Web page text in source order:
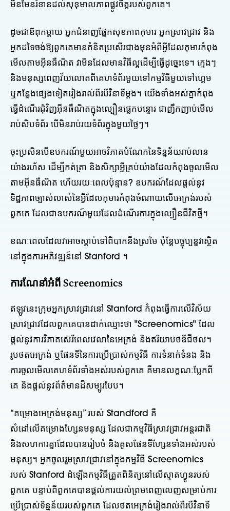
មិនមែនរំខានដល់សុខុមាលភាពផ្លូវចិត្តរបស់ពួកគេ។
ដូចជាឪពុកម្តាយ អ្នកជំនាញផ្នែកសុខភាពកុមារ អ្នកស្រាវជ្រាវ និង
អ្នកដទៃចង់ឱ្យពួកគេមានគំនិតប្រសើរជាងមុនអំពីអ្វីដែលកុមារកំពុង
មើលតាមអ៊ីនធឺណិត វាមិនដែលមានវិធីល្អដើម្បីធ្វើដូច្នេះទេ។ ក្មេងៗ
និងមនុស្សពេញវ័យលោតពីគេហទំព័រមួយទៅកម្មវិធីមួយទៅហ្គេម
ឬកន្លែងផ្សេងទៀតរៀងរាល់ពីរបីវិនាទីម្តង។ យើងទាំងអស់គ្នាកំពុង
ធ្វើដំណើរជុំវិញអ៊ីនធឺណិតក្នុងល្បឿនផ្លេកបន្ទោរ ជាញឹកញាប់មើល
រាប់សិបទំព័រ បើមិនរាប់រយទំព័រក្នុងមួយថ្ងៃៗ។
ចុះប្រសិនបើឧបករណ៍មួយអាចវិភាគបំណែកនៃទិន្នន័យរាប់លាន
យ៉ាងរហ័ស ដើម្បីកត់ត្រា និងសិក្សាអ្វីគ្រប់យ៉ាងដែលកំពុងចូលមើល
តាមអ៊ីនធឺណិត ហើយរយៈពេលប៉ុន្មាន? ឧបករណ៍ដែលផ្តល់នូវ
ទិដ្ឋភាពច្បាស់លាស់នៃអ្វីដែលកុមារកំពុងចំណាយលើអេក្រង់របស់
ពួកគេ ដែលជាឧបករណ៍មួយដែលដំណើរការក្នុងល្បឿនជីវិតថ្មី។
ខណៈពេលដែលវាអាចស្តាប់ទៅពិបាកនឹងស្រមៃ ប៉ុន្តែបច្ចុប្បន្នវាស្ថិត
នៅក្នុងការអភិវឌ្ឍន៍នៅ Stanford ។
ការណែនាំអំពី Screenomics
ឥឡូវនេះក្រុមអ្នកស្រាវជ្រាវនៅ Stanford កំពុងធ្វើការលើវិស័យ
ស្រាវជ្រាវដែលពួកគេបានដាក់ឈ្មោះថា "Screenomics" ដែល
ផ្តល់នូវការវិភាគស៊េរីពេលវេលានៃអេក្រង់ និងឥរិយាបថឌីជីថល។
រូបថតអេក្រង់ ឬផែនទីនៃការប្រើប្រាស់កម្មវិធី ការទំនាក់ទំនង និង
ការចូលមើលគេហទំព័រទាំងអស់របស់ពួកគេ គឺមានលក្ខណៈប្លែកពី
គេ និងផ្តល់នូវព័ត៌មានដ៏សម្បូរបែប។
“គម្រោងអេក្រង់មនុស្ស” របស់ Standford គឺ
សំដៅលើគម្រោងហ្សែនមនុស្ស ដែលជាកម្មវិធីស្រាវជ្រាវអន្តរជាតិ
និងសហការគ្នាដែលបានរៀបចំ និងគូសផែនទីហ្សែនទាំងអស់របស់
មនុស្ស។ អ្នកចូលរួមស្រាវជ្រាវនៅក្នុងកម្មវិធី Screenomics
របស់ Stanford ដំឡើងកម្មវិធីត្រួតពិនិត្យនៅលើស្មាតហ្វូនរបស់
ពួកគេ បន្ទាប់ពីពួកគេបានផ្តល់ការយល់ព្រមពេញលេញសម្រាប់ការ
ប្រើប្រាស់ទិន្នន័យរបស់ពួកគេ ដែលថតអេក្រង់រៀងរាល់ពីរបីវិនាទី